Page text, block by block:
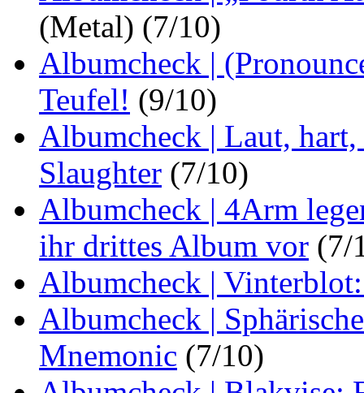
(Metal) (7/10)
Albumcheck |
Teufel! (9/10)
Albumcheck | Laut,
Slaughter (7/10)
Albumcheck | 4Arm
ihr drittes Album vor (7/
Albumcheck |
Albumcheck |
Mnemonic (7/10)